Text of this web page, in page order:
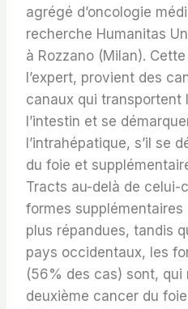
agrégé d’oncologie
recherche Humanitas
à Rozzano (Milan).
l’expert, provient des
canaux qui transportent
l’intestin et se
l’intrahépatique, s’il se
du foie et
Tracts au-delà de celui-
formes
plus répandues, tandis
pays occidentaux, les
(56% des cas) sont, qui
deuxième cancer du